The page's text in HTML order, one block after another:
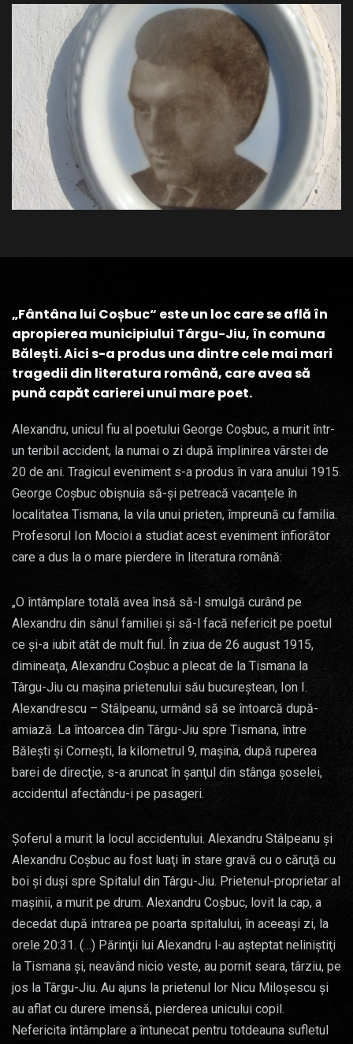
„Fântâna lui Coșbuc“ este un loc care se află în
apropierea municipiului Târgu-Jiu, în comuna
Bălești. Aici s-a produs una dintre cele mai mari
tragedii din literatura română, care avea să
pună capăt carierei unui mare poet.
Alexandru, unicul fiu al poetului George Coșbuc, a murit într-
un teribil accident, la numai o zi după împlinirea vârstei de
20 de ani. Tragicul eveniment s-a produs în vara anului 1915.
George Coșbuc obișnuia să-și petreacă vacanțele în
localitatea Tismana, la vila unui prieten, împreună cu familia.
Profesorul Ion Mocioi a studiat acest eveniment înfiorător
care a dus la o mare pierdere în literatura română:
„O întâmplare totală avea însă să-l smulgă curând pe
Alexandru din sânul familiei şi să-l facă nefericit pe poetul
ce şi-a iubit atât de mult fiul. În ziua de 26 august 1915,
dimineaţa, Alexandru Coşbuc a plecat de la Tismana la
Târgu-Jiu cu maşina prietenului său bucureştean, Ion I.
Alexandrescu – Stâlpeanu, urmând să se întoarcă după-
amiază. La întoarcea din Târgu-Jiu spre Tismana, între
Băleşti şi Corneşti, la kilometrul 9, maşina, după ruperea
barei de direcţie, s-a aruncat în şanţul din stânga şoselei,
accidentul afectându-i pe pasageri.
Şoferul a murit la locul accidentului. Alexandru Stâlpeanu şi
Alexandru Coşbuc au fost luaţi în stare gravă cu o căruţă cu
boi şi duşi spre Spitalul din Târgu-Jiu. Prietenul-proprietar al
maşinii, a murit pe drum. Alexandru Coşbuc, lovit la cap, a
decedat după intrarea pe poarta spitalului, în aceeaşi zi, la
orele 20:31. (…) Părinţii lui Alexandru l-au aşteptat neliniştiţi
la Tismana şi, neavând nicio veste, au pornit seara, târziu, pe
jos la Târgu-Jiu. Au ajuns la prietenul lor Nicu Miloşescu şi
au aflat cu durere imensă, pierderea unicului copil.
Nefericita întâmplare a întunecat pentru totdeauna sufletul